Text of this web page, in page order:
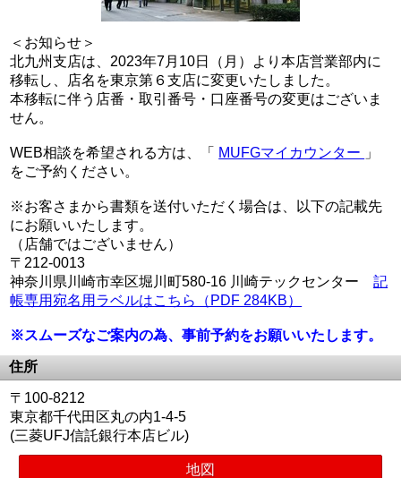
＜お知らせ＞
北九州支店は、2023年7月10日（月）より本店営業部内に
移転し、店名を東京第６支店に変更いたしました。
本移転に伴う店番・取引番号・口座番号の変更はございま
せん。
WEB相談を希望される方は、「 MUFGマイカウンター 」
をご予約ください。
※お客さまから書類を送付いただく場合は、以下の記載先
にお願いいたします。
（店舗ではございません）
〒212-0013
神奈川県川崎市幸区堀川町580-16 川崎テックセンター記
帳専用宛名用ラベルはこちら（PDF 284KB）
※スムーズなご案内の為、事前予約をお願いいたします。
住所
〒100-8212
東京都千代田区丸の内1-4-5
(三菱UFJ信託銀行本店ビル)
地図